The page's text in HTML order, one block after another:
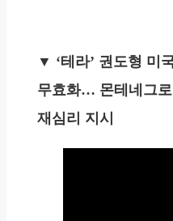
▼ ‘테라’ 권도형 미
무효화… 몬테네그
재심리 지시